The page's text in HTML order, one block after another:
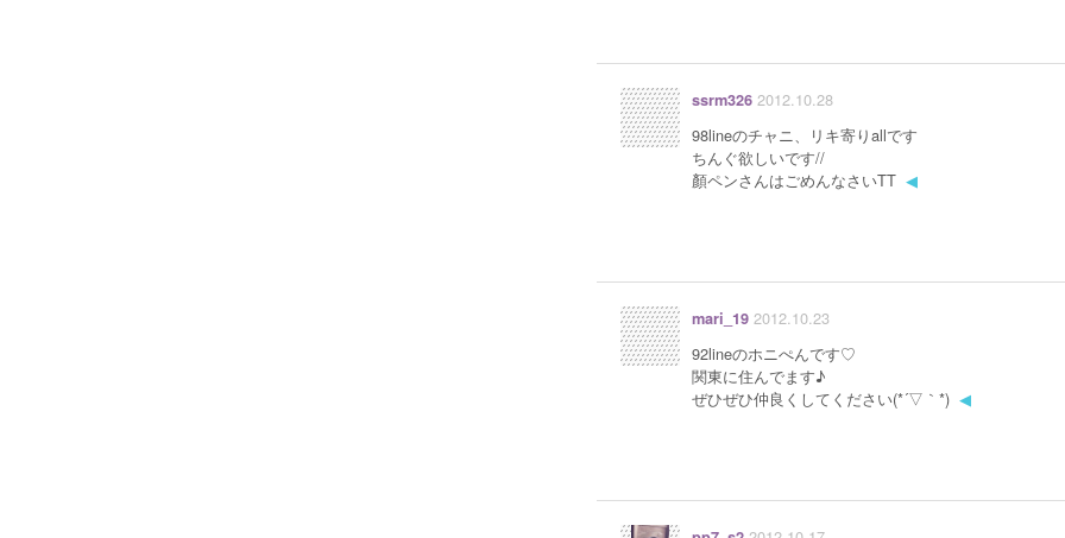
ssrm326 2012.10.28
98lineのチャニ、リキ寄りallです
ちんぐ欲しいです//
顏ペンさんはごめんなさいTT ◀
mari_19 2012.10.23
92lineのホニぺんです♡
関東に住んでます♪
ぜひぜひ仲良くしてください(*´▽｀*) ◀